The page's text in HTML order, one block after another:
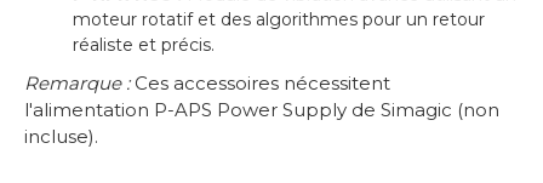
moteur rotatif et des algorithmes pour un retour
réaliste et précis.
Remarque :Ces accessoires nécessitent
l'alimentation P-APS Power Supply de Simagic (non
incluse).